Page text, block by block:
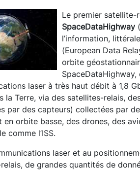
Le premier satellite-
SpaceDataHighway
l’information,
(European Data
orbite
laser à très haut débit à 1,8
la Terre, via des satellites-relais,
par des capteurs) collectées par
en orbite basse, des drones, des
comme l’ISS.
laser et au
de grandes quantités de